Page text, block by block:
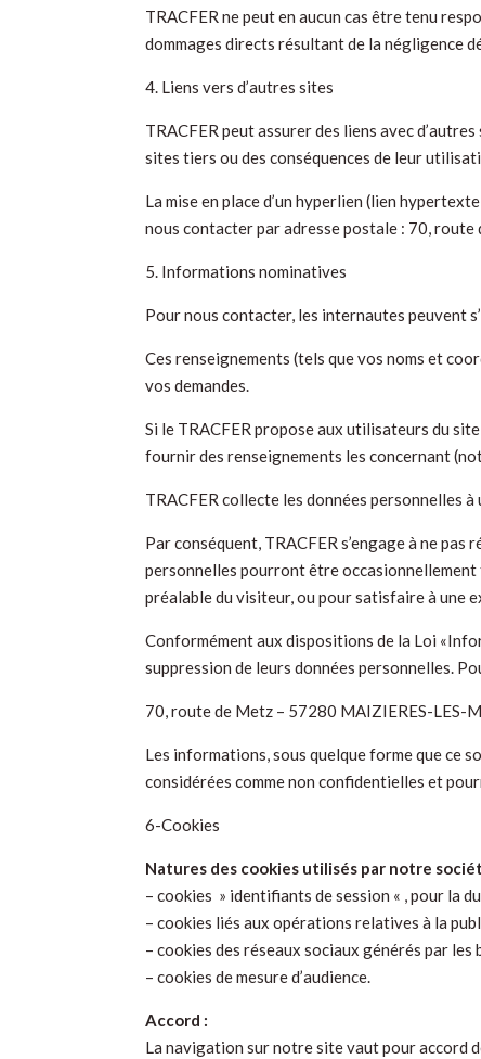
TRACFER ne peut en aucun cas être tenu
dommages directs résultant de la négligence
4. Liens vers d’autres sites
TRACFER peut assurer des liens avec
sites tiers ou des conséquences de leur
La mise en place d’un hyperlien (lien
nous contacter par adresse postale : 70,
5. Informations nominatives
Pour nous contacter, les internautes peuvent
Ces renseignements (tels que vos noms et
vos demandes.
Si le TRACFER propose aux utilisateurs du
fournir des renseignements les concernant
TRACFER collecte les données personnelles
Par conséquent, TRACFER s’engage à ne
personnelles pourront être occasionnellement
préalable du visiteur, ou pour satisfaire à une
Conformément aux dispositions de la Loi
suppression de leurs données personnelles.
70, route de Metz – 57280 MAIZIERES-LES-
Les informations, sous quelque forme que ce
considérées comme non confidentielles et
6-Cookies
Natures des cookies utilisés par notre
– cookies » identifiants de session « , pour la
– cookies liés aux opérations relatives à la
– cookies des réseaux sociaux générés par
– cookies de mesure d’audience.
Accord :
La navigation sur notre site vaut pour accord